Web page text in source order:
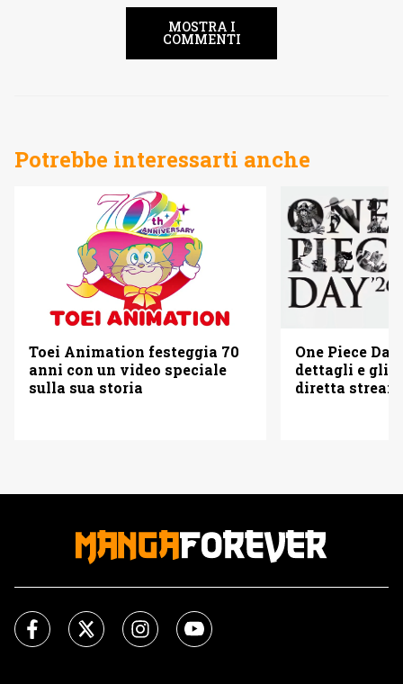
MOSTRA I
COMMENTI
Potrebbe interessarti anche
Toei Animation festeggia 70
anni con un video speciale
sulla sua storia
One Piece
dettagli e gli
diretta